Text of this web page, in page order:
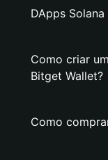
DApps Solana
Como criar
Bitget Wallet?
Como